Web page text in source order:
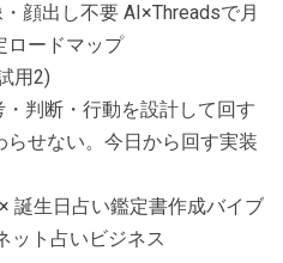
顔出し不要 AI×Threadsで月
ロードマップ
用2)
判断・行動を設計して回す
らせない。今日から回す実装
誕生日占い鑑定書作成バイブ
ット占いビジネス